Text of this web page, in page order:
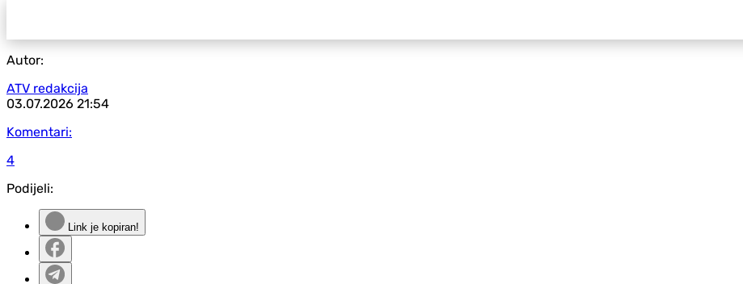
Autor:
ATV redakcija
03.07.2026 21:54
Komentari:
4
Podijeli:
Link je kopiran!